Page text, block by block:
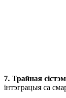
7. Трайная
інтэграцыя са